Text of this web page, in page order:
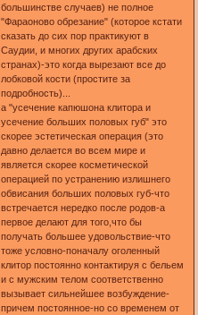
большинстве случаев) не полное
"Фараоново обрезание" (которое кстати
сказать до сих пор практикуют в
Саудии, и многих других арабских
странах)-это когда вырезают все до
лобковой кости (простите за
подробность)...
а "усечение капюшона клитора и
усечение больших половых губ" это
скорее эстетическая операция (это
давно делается во всем мире и
является скорее косметической
операцией по устранению излишнего
обвисания больших половых губ-что
встречается нередко после родов-а
первое делают для того,что бы
получать большее удовольствие-что
тоже условно-поначалу оголенный
клитор постоянно контактируя с бельем
и с мужским телом соответственно
вызывает сильнейшее возбуждение-
причем постоянное-но со временем от